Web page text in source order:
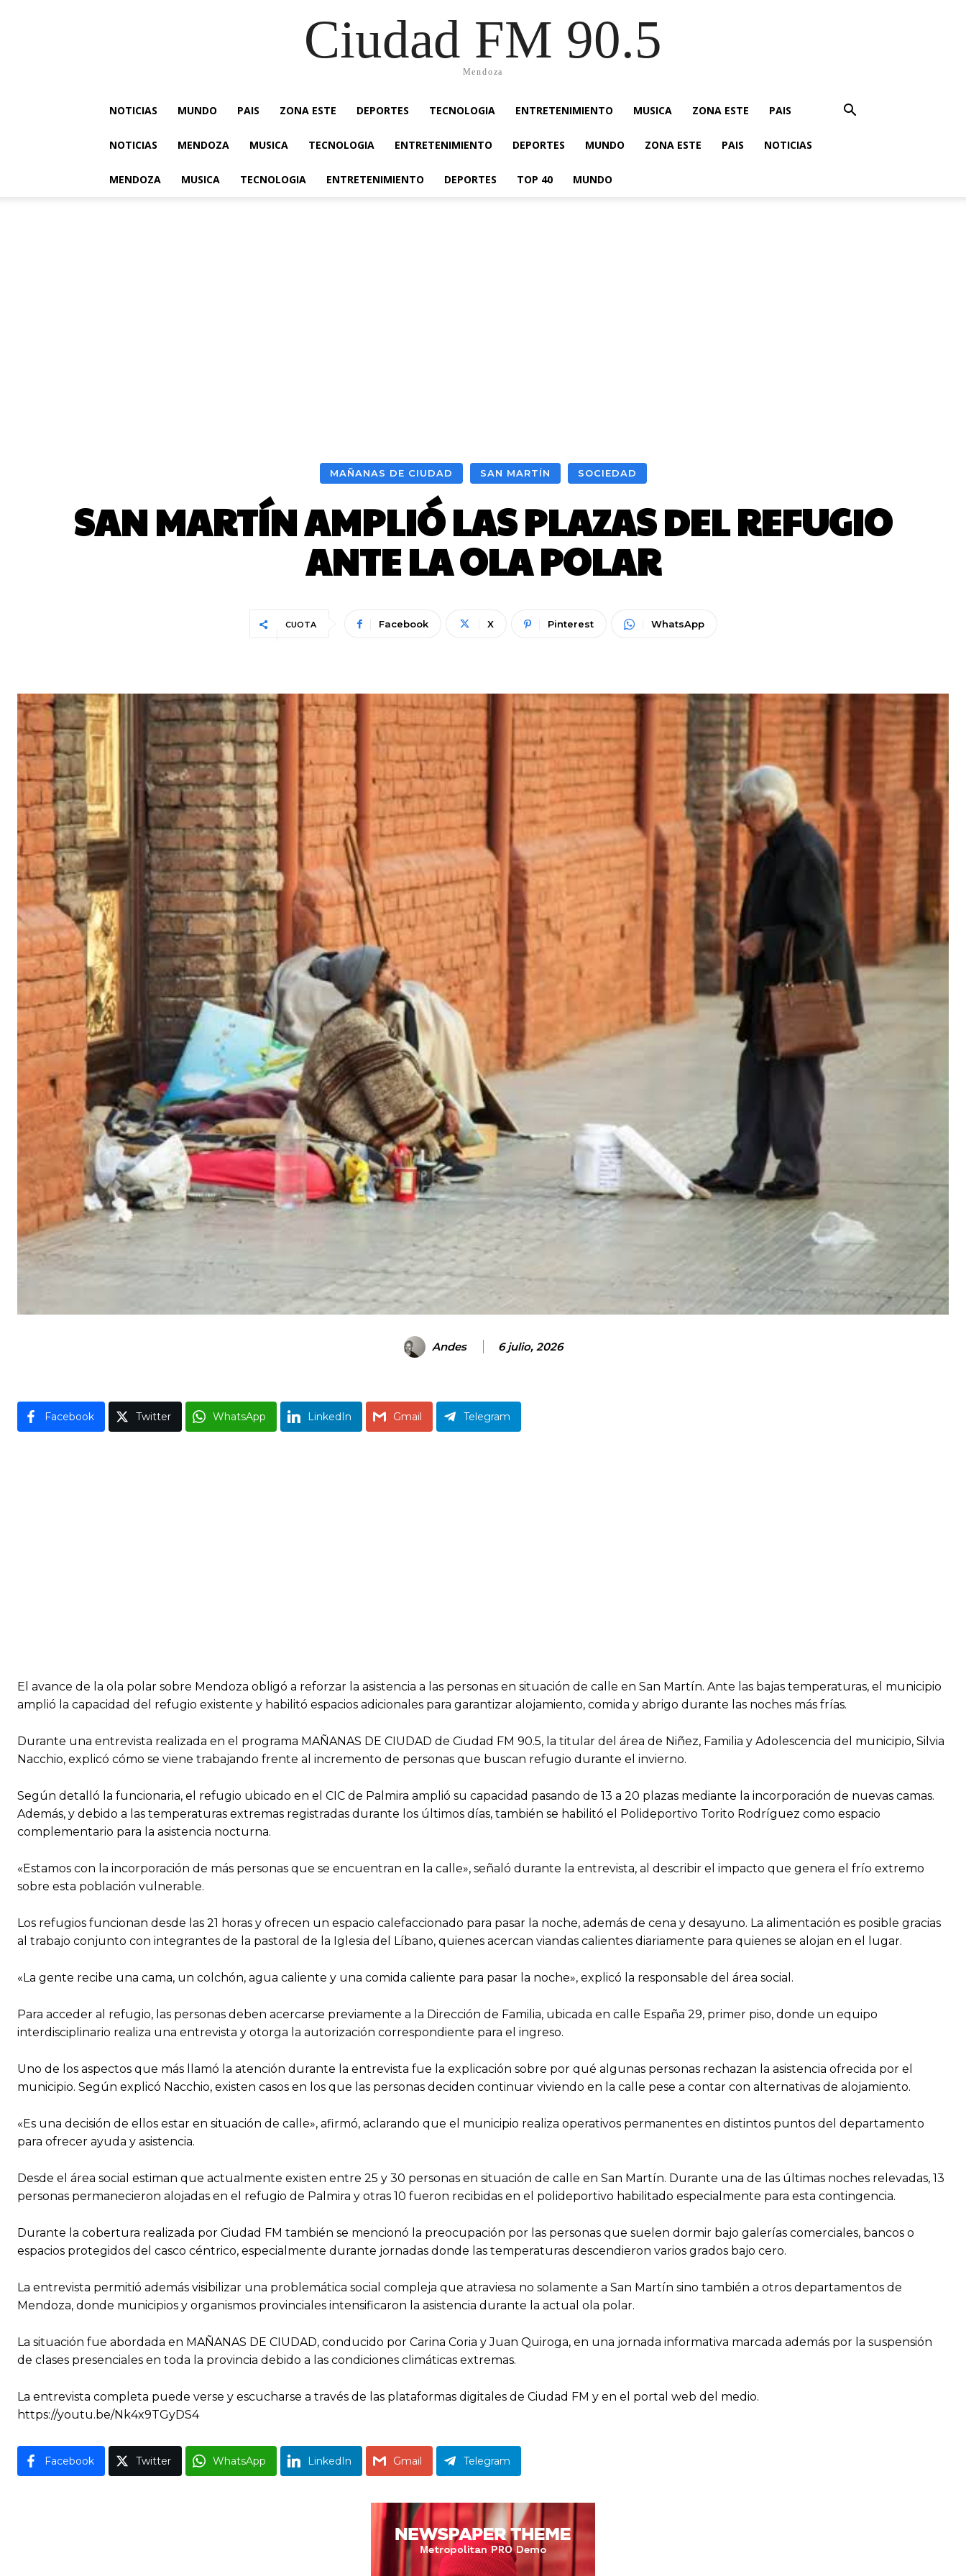
Ciudad FM 90.5
Mendoza
NOTICIAS MUNDO PAIS ZONA ESTE DEPORTES TECNOLOGIA ENTRETENIMIENTO MUSICA ZONA ESTE PAIS
NOTICIAS MENDOZA MUSICA TECNOLOGIA ENTRETENIMIENTO DEPORTES MUNDO ZONA ESTE PAIS NOTICIAS
MENDOZA MUSICA TECNOLOGIA ENTRETENIMIENTO DEPORTES TOP 40 MUNDO
MAÑANAS DE CIUDAD SAN MARTÍN SOCIEDAD
SAN MARTÍN AMPLIÓ LAS PLAZAS DEL REFUGIO
ANTE LA OLA POLAR
CUOTA Facebook X Pinterest WhatsApp
Andes 6 julio, 2026
Facebook Twitter WhatsApp LinkedIn Gmail Telegram
El avance de la ola polar sobre Mendoza obligó a reforzar la asistencia a las personas en situación de calle en San Martín. Ante las bajas temperaturas, el municipio
amplió la capacidad del refugio existente y habilitó espacios adicionales para garantizar alojamiento, comida y abrigo durante las noches más frías.
Durante una entrevista realizada en el programa MAÑANAS DE CIUDAD de Ciudad FM 90.5, la titular del área de Niñez, Familia y Adolescencia del municipio, Silvia
Nacchio, explicó cómo se viene trabajando frente al incremento de personas que buscan refugio durante el invierno.
Según detalló la funcionaria, el refugio ubicado en el CIC de Palmira amplió su capacidad pasando de 13 a 20 plazas mediante la incorporación de nuevas camas.
Además, y debido a las temperaturas extremas registradas durante los últimos días, también se habilitó el Polideportivo Torito Rodríguez como espacio
complementario para la asistencia nocturna.
«Estamos con la incorporación de más personas que se encuentran en la calle», señaló durante la entrevista, al describir el impacto que genera el frío extremo
sobre esta población vulnerable.
Los refugios funcionan desde las 21 horas y ofrecen un espacio calefaccionado para pasar la noche, además de cena y desayuno. La alimentación es posible gracias
al trabajo conjunto con integrantes de la pastoral de la Iglesia del Líbano, quienes acercan viandas calientes diariamente para quienes se alojan en el lugar.
«La gente recibe una cama, un colchón, agua caliente y una comida caliente para pasar la noche», explicó la responsable del área social.
Para acceder al refugio, las personas deben acercarse previamente a la Dirección de Familia, ubicada en calle España 29, primer piso, donde un equipo
interdisciplinario realiza una entrevista y otorga la autorización correspondiente para el ingreso.
Uno de los aspectos que más llamó la atención durante la entrevista fue la explicación sobre por qué algunas personas rechazan la asistencia ofrecida por el
municipio. Según explicó Nacchio, existen casos en los que las personas deciden continuar viviendo en la calle pese a contar con alternativas de alojamiento.
«Es una decisión de ellos estar en situación de calle», afirmó, aclarando que el municipio realiza operativos permanentes en distintos puntos del departamento
para ofrecer ayuda y asistencia.
Desde el área social estiman que actualmente existen entre 25 y 30 personas en situación de calle en San Martín. Durante una de las últimas noches relevadas, 13
personas permanecieron alojadas en el refugio de Palmira y otras 10 fueron recibidas en el polideportivo habilitado especialmente para esta contingencia.
Durante la cobertura realizada por Ciudad FM también se mencionó la preocupación por las personas que suelen dormir bajo galerías comerciales, bancos o
espacios protegidos del casco céntrico, especialmente durante jornadas donde las temperaturas descendieron varios grados bajo cero.
La entrevista permitió además visibilizar una problemática social compleja que atraviesa no solamente a San Martín sino también a otros departamentos de
Mendoza, donde municipios y organismos provinciales intensificaron la asistencia durante la actual ola polar.
La situación fue abordada en MAÑANAS DE CIUDAD, conducido por Carina Coria y Juan Quiroga, en una jornada informativa marcada además por la suspensión
de clases presenciales en toda la provincia debido a las condiciones climáticas extremas.
La entrevista completa puede verse y escucharse a través de las plataformas digitales de Ciudad FM y en el portal web del medio.
https://youtu.be/Nk4x9TGyDS4
Facebook Twitter WhatsApp LinkedIn Gmail Telegram